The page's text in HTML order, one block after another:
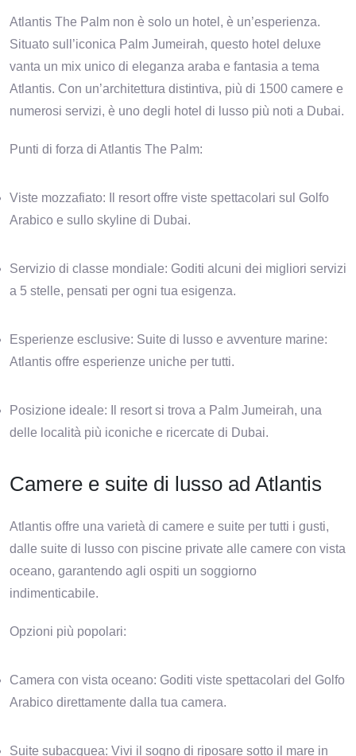
Atlantis The Palm non è solo un hotel, è un’esperienza.
Situato sull’iconica Palm Jumeirah, questo hotel deluxe
vanta un mix unico di eleganza araba e fantasia a tema
Atlantis. Con un’architettura distintiva, più di 1500 camere e
numerosi servizi, è uno degli hotel di lusso più noti a Dubai.
Punti di forza di Atlantis The Palm:
Viste mozzafiato: Il resort offre viste spettacolari sul Golfo
Arabico e sullo skyline di Dubai.
Servizio di classe mondiale: Goditi alcuni dei migliori servizi
a 5 stelle, pensati per ogni tua esigenza.
Esperienze esclusive: Suite di lusso e avventure marine:
Atlantis offre esperienze uniche per tutti.
Posizione ideale: Il resort si trova a Palm Jumeirah, una
delle località più iconiche e ricercate di Dubai.
Camere e suite di lusso ad Atlantis
Atlantis offre una varietà di camere e suite per tutti i gusti,
dalle suite di lusso con piscine private alle camere con vista
oceano, garantendo agli ospiti un soggiorno
indimenticabile.
Opzioni più popolari:
Camera con vista oceano: Goditi viste spettacolari del Golfo
Arabico direttamente dalla tua camera.
Suite subacquea: Vivi il sogno di riposare sotto il mare in